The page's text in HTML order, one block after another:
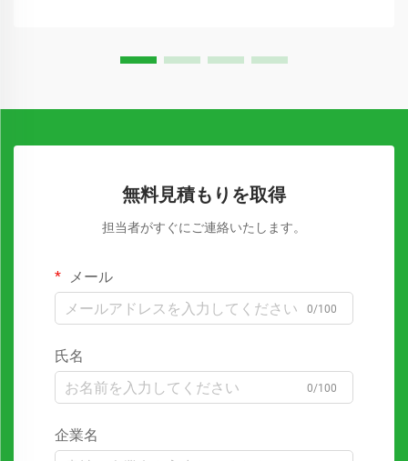
無料見積もりを取得
担当者がすぐにご連絡いたします。
メール
0/100
氏名
0/100
企業名